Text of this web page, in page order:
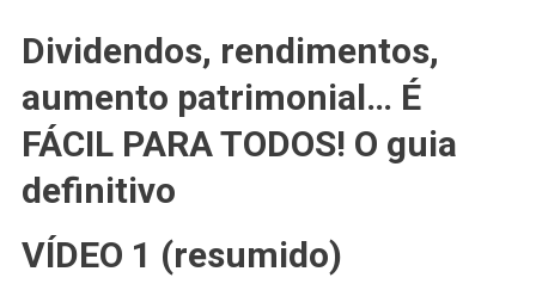
Dividendos, rendimentos,
aumento patrimonial… É
FÁCIL PARA TODOS! O guia
definitivo
VÍDEO 1 (resumido)